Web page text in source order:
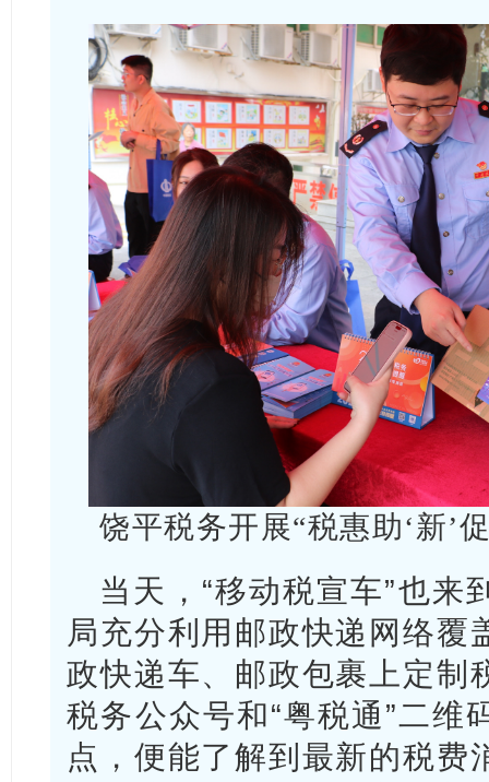
饶平税务开展“税惠助‘新’
当天，“移动税宣车”也来
局充分利用邮政快递网络覆
政快递车、邮政包裹上定制
税务公众号和“粤税通”二维
点，便能了解到最新的税费